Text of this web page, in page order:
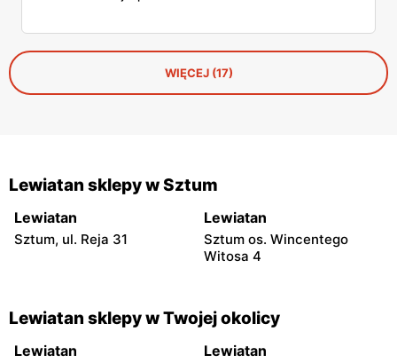
WIĘCEJ (17)
Lewiatan sklepy w Sztum
Lewiatan
Sztum, ul. Reja 31
Lewiatan
Sztum os. Wincentego
Witosa 4
Lewiatan sklepy w Twojej okolicy
Lewiatan Lewiatan